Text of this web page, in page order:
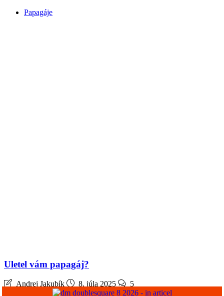
Papagáje
Uletel vám papagáj?
Andrej Jakubík 8. júla 2025 5